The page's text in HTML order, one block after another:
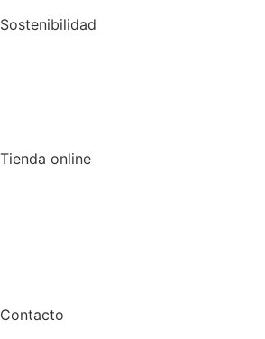
Sostenibilidad
Tienda online
Contacto